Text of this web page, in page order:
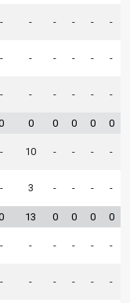
- - - - - -
- - - - - -
- - - - - -
0 0 0 0 0
- 10 - - - -
- 3 - - - -
13 0 0 0 0
- - - - - -
- - - - - -